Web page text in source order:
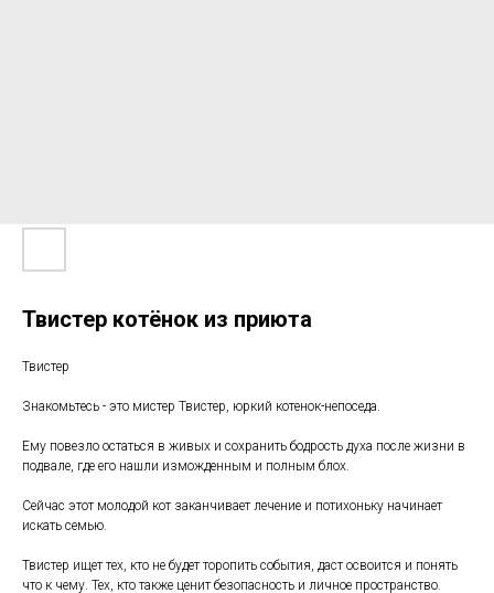
Твистер котёнок из приюта
Твистер
Знакомьтесь - это мистер Твистер, юркий котенок-непоседа.
Ему повезло остаться в живых и сохранить бодрость духа после жизни в
подвале, где его нашли изможденным и полным блох.
Сейчас этот молодой кот заканчивает лечение и потихоньку начинает
искать семью.
Твистер ищет тех, кто не будет торопить события, даст освоится и понять
что к чему. Тех, кто также ценит безопасность и личное пространство.